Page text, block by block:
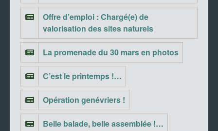
Offre d’emploi : Chargé(e) de
valorisation des sites naturels
La promenade du 30 mars en photos
C’est le printemps !…
Opération genévriers !
Belle balade, belle assemblée !…